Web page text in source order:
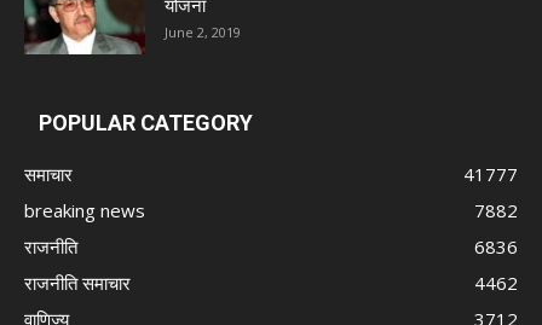
योजना
June 2, 2019
POPULAR CATEGORY
समाचार
41777
breaking news
7882
राजनीति
6836
राजनीति समाचार
4462
वाणिज्य
3712